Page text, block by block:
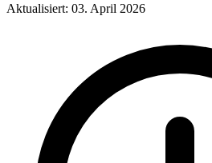
Aktualisiert: 03. April 2026